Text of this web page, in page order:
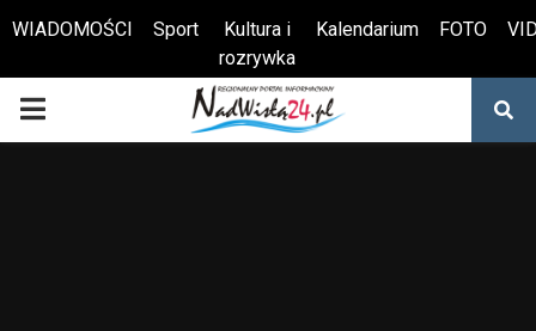
Otwórz pasek narzędzi
WIADOMOŚCI Sport
Kultura i
rozrywka
Kalendarium FOTO
PRIMARY